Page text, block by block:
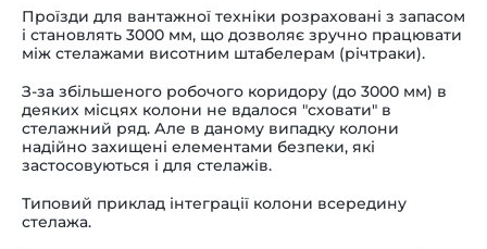
Проїзди для вантажної техніки розраховані з запасом
і становлять 3000 мм, що дозволяє зручно працювати
між стелажами висотним штабелерам (річтраки).
З-за збільшеного робочого коридору (до 3000 мм) в
деяких місцях колони не вдалося "сховати" в
стелажний ряд. Але в даному випадку колони
надійно захищені елементами безпеки, які
застосовуються і для стелажів.
Типовий приклад інтеграції колони всередину
стелажа.